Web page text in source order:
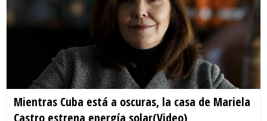
Mientras Cuba está a oscuras, la casa de Mariela